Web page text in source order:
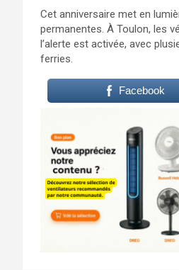
Cet anniversaire met en
permanentes. À Toulon, les
l’alerte est activée, avec
ferries.
Facebook